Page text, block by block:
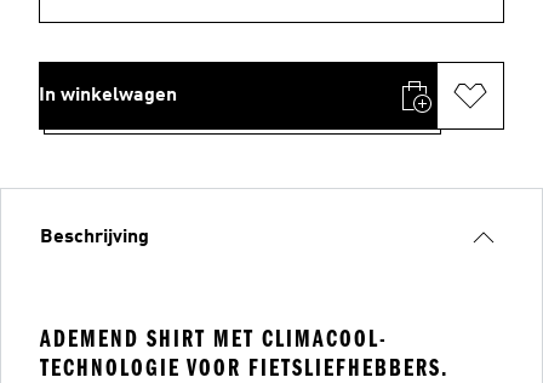
In winkelwagen
Beschrijving
ADEMEND SHIRT MET CLIMACOOL-
TECHNOLOGIE VOOR FIETSLIEFHEBBERS.